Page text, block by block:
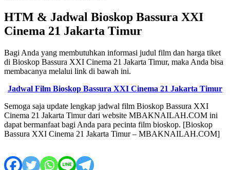
HTM & Jadwal Bioskop Bassura XXI
Cinema 21 Jakarta Timur
Bagi Anda yang membutuhkan informasi judul film dan harga tiket
di Bioskop Bassura XXI Cinema 21 Jakarta Timur, maka Anda bisa
membacanya melalui link di bawah ini.
Jadwal Film Bioskop Bassura XXI Cinema 21 Jakarta Timur
Semoga saja update lengkap jadwal film Bioskop Bassura XXI
Cinema 21 Jakarta Timur dari website MBAKNAILAH.COM ini
dapat bermanfaat bagi Anda para pecinta film bioskop. [Bioskop
Bassura XXI Cinema 21 Jakarta Timur – MBAKNAILAH.COM]